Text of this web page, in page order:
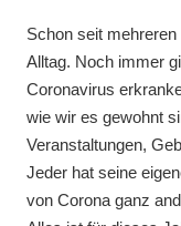
Schon seit
Alltag. Noch immer
Coronavirus
wie wir es gewohnt
Veranstaltungen,
Jeder hat seine
von Corona ganz